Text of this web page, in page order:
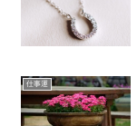
仕事運